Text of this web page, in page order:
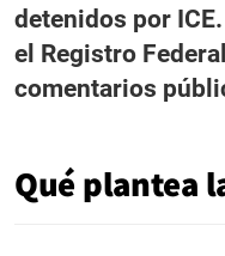
detenidos por
el Registro
comentarios
Qué plantea